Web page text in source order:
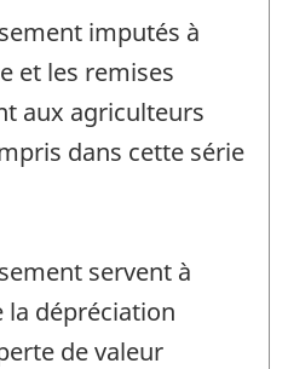
imputés à
et les remises
aux agriculteurs
dans cette série
servent à
dépréciation
de valeur